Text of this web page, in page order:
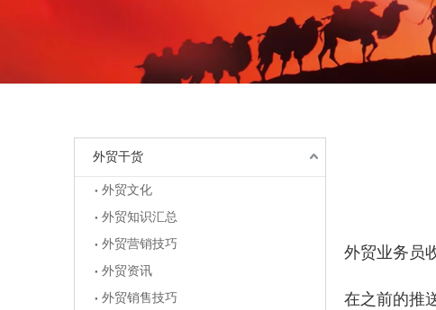
外贸干货
外贸文化
外贸知识汇总
外贸营销技巧
外贸资讯
外贸销售技巧
外贸业务员
在之前的推